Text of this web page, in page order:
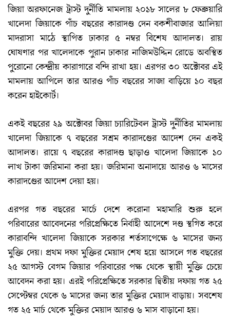
জিয়া অরফানেজ ট্রাস্ট দুর্নীতি মামলায় ২০১৮ সালের ৮ ফেব্রুয়ারি
খালেদা জিয়াকে পাঁচ বছরের কারাদণ্ড দেন বকশীবাজার আলিয়া
মাদরাসা মাঠে স্থাপিত ঢাকার ৫ নম্বর বিশেষ আদালত। রায়
ঘোষণার পর খালেদাকে পুরান ঢাকার নাজিমউদ্দিন রোডে অবস্থিত
পুরোনো কেন্দ্রীয় কারাগারে বন্দি রাখা হয়। এরপর ৩০ অক্টোবর এই
মামলায় আপিলে তার আরও পাঁচ বছরের সাজা বাড়িয়ে ১০ বছর
করেন হাইকোর্ট।
একই বছরের ২৯ অক্টোবর জিয়া চ্যারিটেবল ট্রাস্ট দুর্নীতির মামলায়
খালেদা জিয়াকে ৭ বছরের সশ্রম কারাদণ্ডের আদেশ দেন একই
আদালত। রায়ে ৭ বছরের কারাদণ্ড ছাড়াও খালেদা জিয়াকে ১০
লাখ টাকা জরিমানা করা হয়। জরিমানা অনাদায়ে আরও ৬ মাসের
কারাদণ্ডের আদেশ দেয়া হয়।
এরপর গত বছরের মার্চে দেশে করোনা মহামারি শুরু হলে
পরিবারের আবেদনের পরিপ্রেক্ষিতে নির্বাহী আদেশে দণ্ড স্থগিত করে
কারাবন্দি খালেদা জিয়াকে সরকার শর্তসাপেক্ষে ৬ মাসের জন্য
মুক্তি দেয়। প্রথম দফা মুক্তির মেয়াদ শেষ হয়ে আসলে গত বছরের
২৫ আগস্ট বেগম জিয়ার পরিবারের পক্ষ থেকে স্থায়ী মুক্তি চেয়ে
আবেদন করা হয়। এরই পরিপ্রেক্ষিতে সরকার দ্বিতীয় দফায় গত ২৫
সেপ্টেম্বর থেকে ৬ মাসের জন্য তার মুক্তির মেয়াদ বাড়ায়। সবশেষ
গত ২৫ মার্চ থেকে মুক্তির মেয়াদ আরও ৬ মাস বাড়ানো হয়।